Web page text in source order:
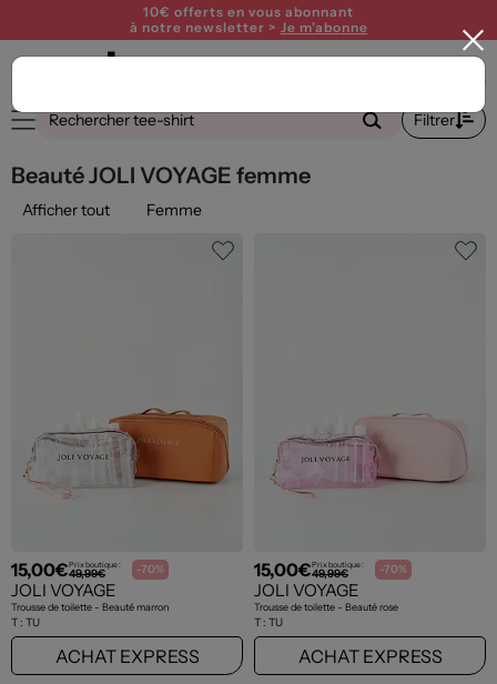
10€ offerts en vous abonnant
à notre newsletter > Je m'abonne
Filtrer
Beauté JOLI VOYAGE femme
Afficher tout Femme
15,00€Prix boutique :
49,99€ -70%
JOLI VOYAGE
Trousse de toilette - Beauté marron
T : TU
ACHAT EXPRESS
15,00€Prix boutique :
49,99€ -70%
JOLI VOYAGE
Trousse de toilette - Beauté rose
T : TU
ACHAT EXPRESS